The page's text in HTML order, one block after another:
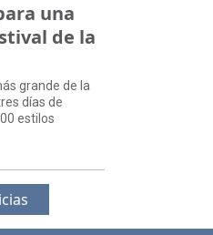
una
de la
grande de la
días de
estilos